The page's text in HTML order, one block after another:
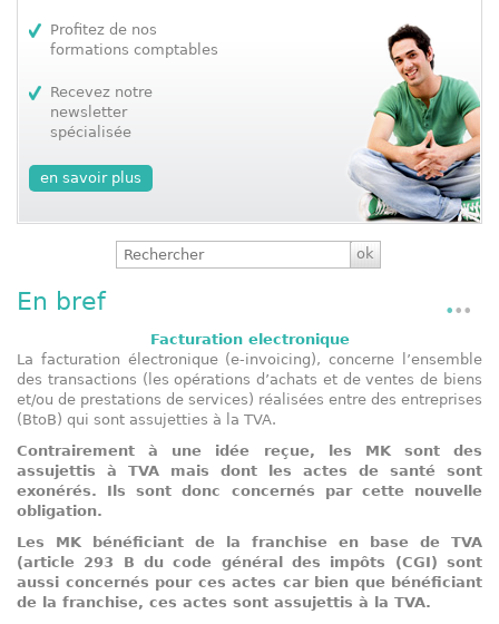
Profitez de nos
formations comptables
Recevez notre
newsletter
spécialisée
en savoir plus
En bref
Facturation electronique
La facturation électronique (e-invoicing), concerne l’ensemble
des transactions (les opérations d’achats et de ventes de biens
et/ou de prestations de services) réalisées entre des entreprises
(BtoB) qui sont assujetties à la TVA.
Contrairement à une idée reçue, les MK sont des
assujettis à TVA mais dont les actes de santé sont
exonérés. Ils sont donc concernés par cette nouvelle
obligation.
Les MK bénéficiant de la franchise en base de TVA
(article 293 B du code général des impôts (CGI) sont
aussi concernés pour ces actes car bien que bénéficiant
de la franchise, ces actes sont assujettis à la TVA.